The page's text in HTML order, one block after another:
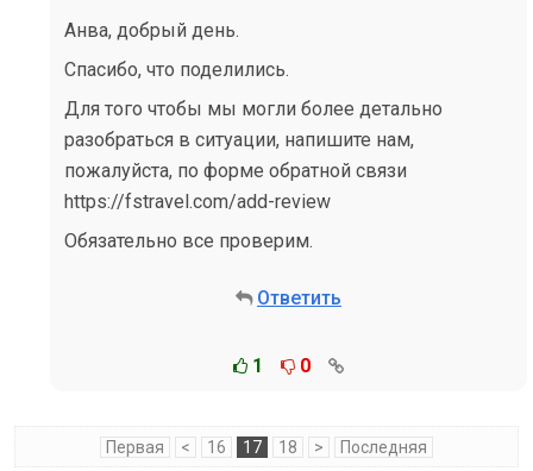
Анва, добрый день.
Спасибо, что поделились.
Для того чтобы мы могли более детально
разобраться в ситуации, напишите нам,
пожалуйста, по форме обратной связи
https://fstravel.com/add-review
Обязательно все проверим.
Ответить
1 0
Первая < 16 17 18 > Последняя